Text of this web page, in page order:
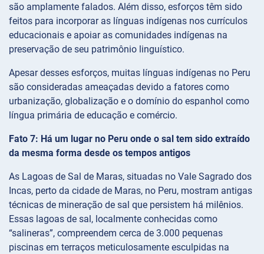
são amplamente falados. Além disso, esforços têm sido
feitos para incorporar as línguas indígenas nos currículos
educacionais e apoiar as comunidades indígenas na
preservação de seu patrimônio linguístico.
Apesar desses esforços, muitas línguas indígenas no Peru
são consideradas ameaçadas devido a fatores como
urbanização, globalização e o domínio do espanhol como
língua primária de educação e comércio.
Fato 7: Há um lugar no Peru onde o sal tem sido extraído
da mesma forma desde os tempos antigos
As Lagoas de Sal de Maras, situadas no Vale Sagrado dos
Incas, perto da cidade de Maras, no Peru, mostram antigas
técnicas de mineração de sal que persistem há milênios.
Essas lagoas de sal, localmente conhecidas como
“salineras”, compreendem cerca de 3.000 pequenas
piscinas em terraços meticulosamente esculpidas na